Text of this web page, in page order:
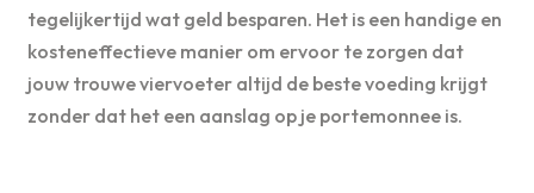
tegelijkertijd wat geld besparen. Het is een handige en
kosteneffectieve manier om ervoor te zorgen dat
jouw trouwe viervoeter altijd de beste voeding krijgt
zonder dat het een aanslag op je portemonnee is.